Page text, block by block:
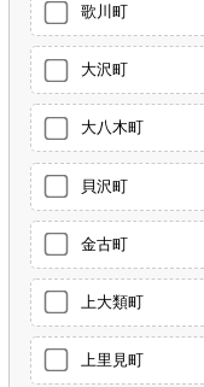
歌川町
大沢町
大八木町
貝沢町
金古町
上大類町
上里見町